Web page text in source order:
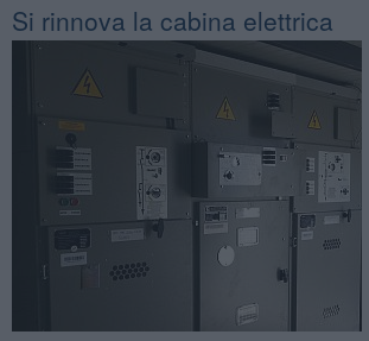
Si rinnova la cabina elettrica